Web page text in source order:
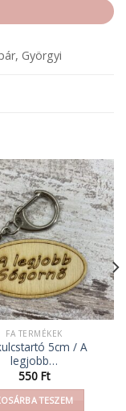
Györgyi
FA TERMÉKEK
5cm / A
legjobb…
550 Ft
TESZEM